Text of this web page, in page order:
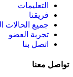
التعليمات
فريقنا
جميع الحالات
تجربة العضو
اتصل بنا
تواصل معنا